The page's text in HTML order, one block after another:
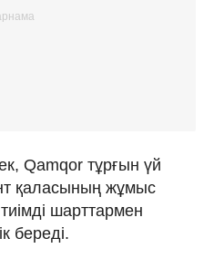
Qamqor тұрғын үй
қаласының жұмыс
шарттармен
береді.